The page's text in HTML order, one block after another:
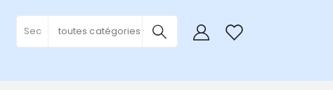
toutes catégories 0